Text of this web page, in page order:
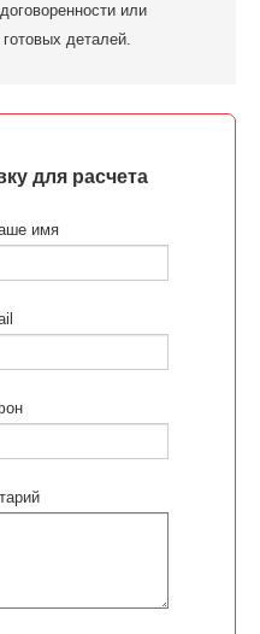
или
деталей.
для расчета
имя